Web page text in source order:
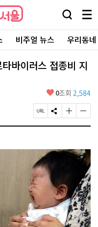
검
창
열
기
메
뉴
전
체
보
기
비주얼 뉴스 우리동
바이러스 접종비 지
좋
요
0조회 2,584
페
이
R
L
복
사
S
N
유
하
글
자
크
게
기
글
자
작
게
변
경
하
기